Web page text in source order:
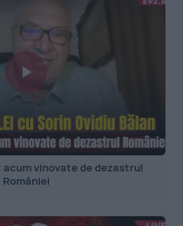
vinovate de dezastrul
României